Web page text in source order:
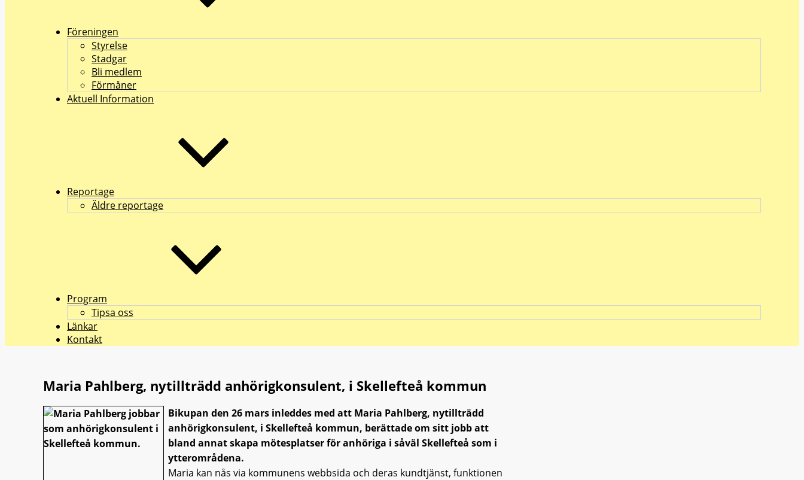
Föreningen
Styrelse
Stadgar
Bli medlem
Förmåner
Aktuell Information
Reportage
Äldre reportage
Program
Tipsa oss
Länkar
Kontakt
Maria Pahlberg, nytillträdd anhörigkonsulent, i Skellefteå kommun
Bikupan den 26 mars inleddes med att Maria Pahlberg, nytillträdd
anhörigkonsulent, i Skellefteå kommun, berättade om sitt jobb att
bland annat skapa mötesplatser för anhöriga i såväl Skellefteå som i
ytterområdena.
Maria kan nås via kommunens webbsida och deras kundtjänst, funktionen